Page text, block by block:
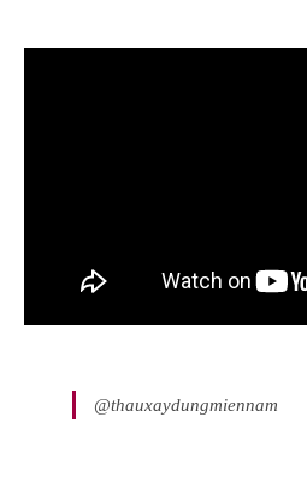
@thauxaydungmiennam